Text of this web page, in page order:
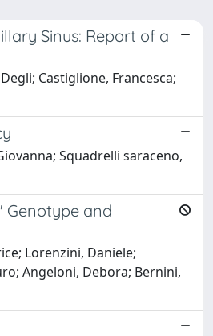
Sinus: Report of a
Castiglione, Francesca;
Squadrelli saraceno,
Genotype and
Lorenzini, Daniele;
Angeloni, Debora; Bernini,